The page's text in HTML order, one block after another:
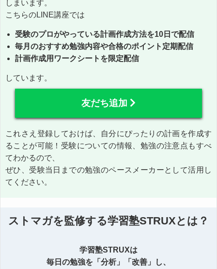
しまいます。
こちらのLINE講座では
受験のプロがやっている計画作成方法を10日で配信
毎月のおすすめ勉強内容や合格のポイント定期配信
計画作成用ワークシートを限定配信
しています。
友だち追加
これさえ登録しておけば、自分にぴったりの計画を作成す
ることが可能！受験についての情報、勉強の注意点もすべ
てわかるので、
ぜひ、受験当日までの勉強のペースメーカーとして活用し
てください。
ストマガを監修する学習塾STRUXとは？
学習塾STRUXは
毎日の勉強を「分析」「改善」し、